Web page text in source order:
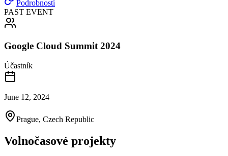
Podrobnosti
PAST EVENT
Google Cloud Summit 2024
Účastník
June 12, 2024
Prague, Czech Republic
Volnočasové projekty